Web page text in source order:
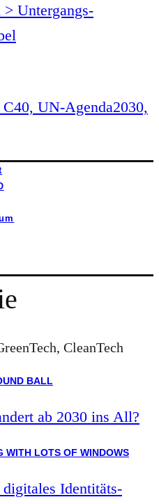
Untergangs-
UN-Agenda2030,
CleanTech
ab 2030 ins All?
Identitäts-